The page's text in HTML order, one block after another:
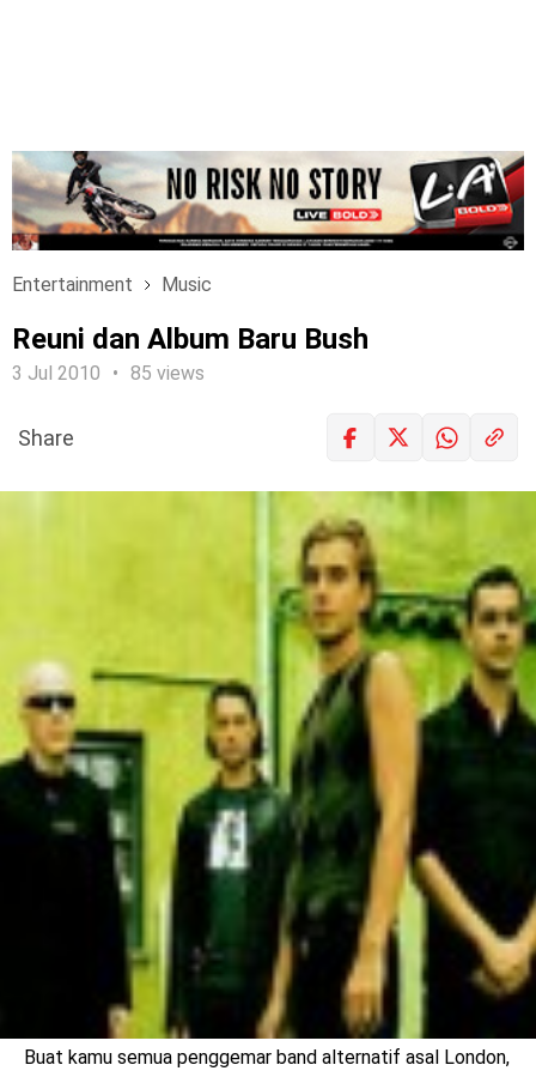
Entertainment Music
Reuni dan Album Baru Bush
3 Jul 2010 85 views
benefit
menarik
Share
Buat kamu semua penggemar band alternatif asal London,